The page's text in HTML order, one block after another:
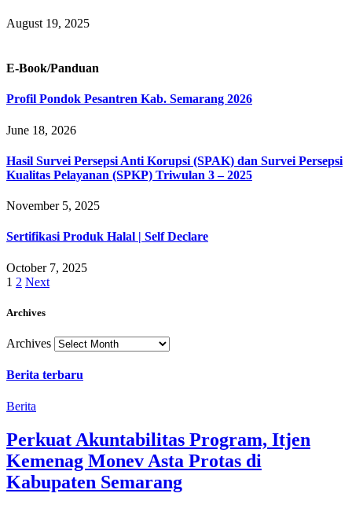
August 19, 2025
E-Book/Panduan
Profil Pondok Pesantren Kab. Semarang 2026
June 18, 2026
Hasil Survei Persepsi Anti Korupsi (SPAK) dan Survei Persepsi
Kualitas Pelayanan (SPKP) Triwulan 3 – 2025
November 5, 2025
Sertifikasi Produk Halal | Self Declare
October 7, 2025
1 2 Next
Archives
Archives
Berita terbaru
Berita
Perkuat Akuntabilitas Program, Itjen
Kemenag Monev Asta Protas di
Kabupaten Semarang